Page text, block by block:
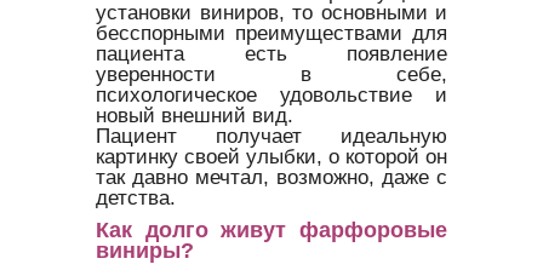
установки виниров, то основными и
бесспорными преимуществами для
пациента есть появление
уверенности в себе,
психологическое удовольствие и
новый внешний вид.
Пациент получает идеальную
картинку своей улыбки, о которой он
так давно мечтал, возможно, даже с
детства.
Как долго живут фарфоровые
виниры?